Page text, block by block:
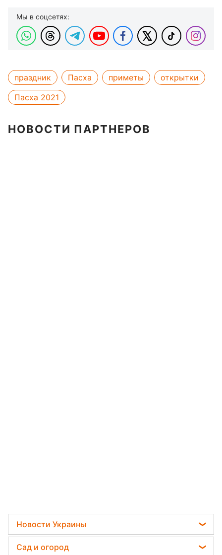
Мы в соцсетях:
праздник Пасха приметы
открытки
Пасха 2021
НОВОСТИ ПАРТНЕРОВ
Новости Украины
Отключения света
Сад и огород